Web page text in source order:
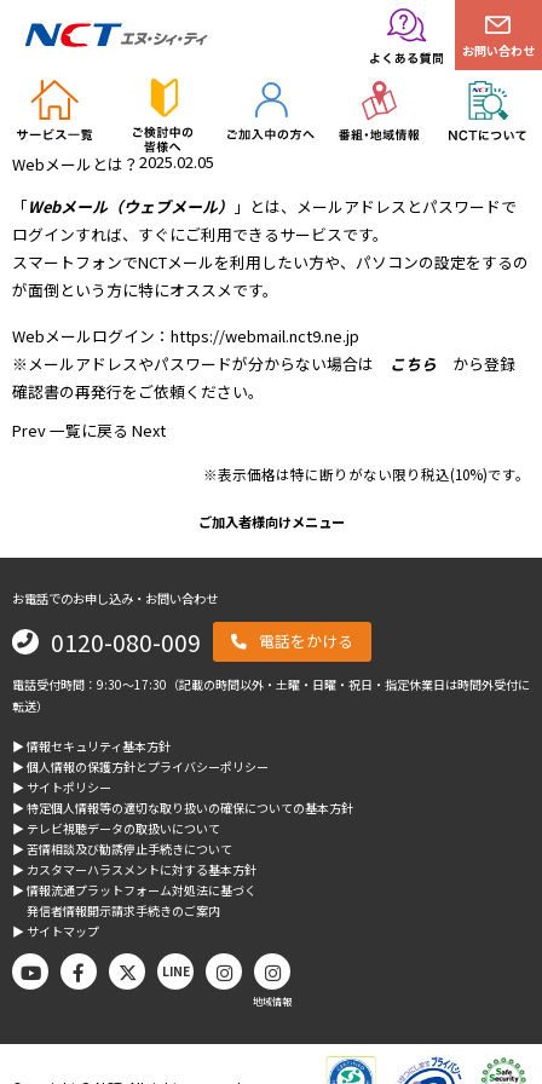
お問い合わせ
Webメールとは？ 2025.02.05
「Webメール（ウェブメール） 」とは、メールアドレスとパスワードで
ログインすれば、すぐにご利用できるサービスです。
スマートフォンでNCTメールを利用したい方や、パソコンの設定をするの
が面倒という方に特にオススメです。
Webメールログイン： https://webmail.nct9.ne.jp
※メールアドレスやパスワードが分からない場合は
こちら から登録
確認書の再発行をご依頼ください。
Prev一覧に戻る Next
※表示価格は特に断りがない限り税込(10%)です。
ご加入者様向けメニュー
お電話でのお申し込み・お問い合わせ
0120-080-009 電話をかける
電話受付時間：9:30～17:30（記載の時間以外・土曜・日曜・祝日・指定休業日は時間外受付に
転送）
▶︎ 情報セキュリティ基本方針
▶︎ 個人情報の保護方針とプライバシーポリシー
▶︎ サイトポリシー
▶︎ 特定個人情報等の適切な取り扱いの確保についての基本方針
▶︎ テレビ視聴データの取扱いについて
▶︎ 苦情相談及び勧誘停止手続きについて
▶︎ カスタマーハラスメントに対する基本方針
▶︎ 情報流通プラットフォーム対処法に基づく
発信者情報開示請求手続きのご案内
▶︎ サイトマップ
LINE
地域情報